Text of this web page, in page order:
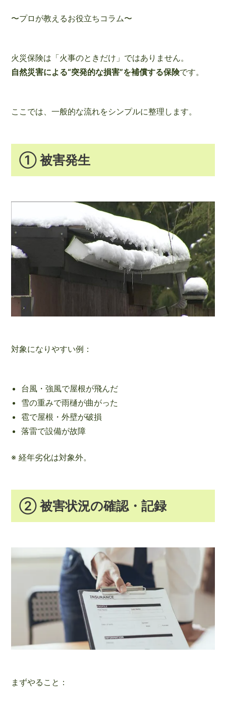
〜プロが教えるお役立ちコラム〜
火災保険は「火事のときだけ」ではありません。
自然災害による“突発的な損害”を補償する保険です。
ここでは、一般的な流れをシンプルに整理します。
① 被害発生
対象になりやすい例：
台風・強風で屋根が飛んだ
雪の重みで雨樋が曲がった
雹で屋根・外壁が破損
落雷で設備が故障
※ 経年劣化は対象外。
② 被害状況の確認・記録
まずやること：